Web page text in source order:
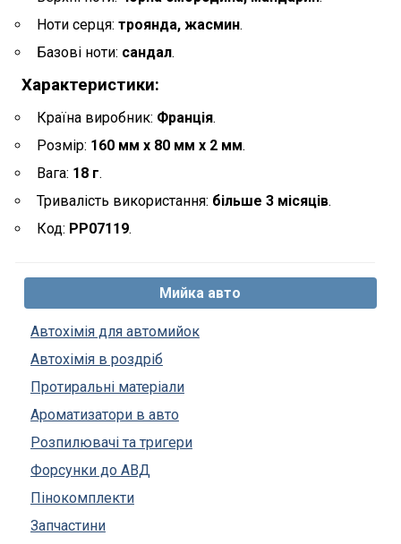
Мийка авто
Автохімія для автомийок
Автохімія в роздріб
Протиральні матеріали
Ароматизатори в авто
Розпилювачі та тригери
Форсунки до АВД
Пінокомплекти
Запчастини
Ноти серця: троянда, жасмин.
Базові ноти: сандал.
Характеристики:
Країна виробник: Франція.
Розмір: 160 мм х 80 мм х 2 мм.
Вага: 18 г.
Тривалість використання: більше 3 місяців.
Код: PP07119.